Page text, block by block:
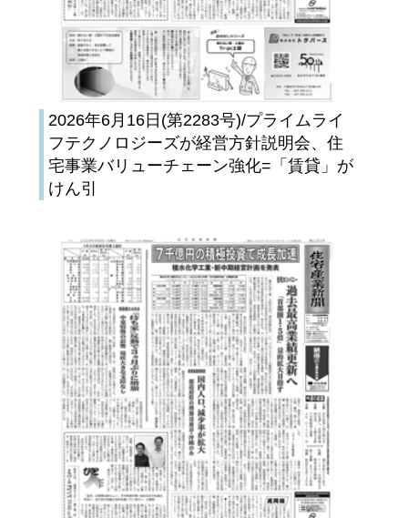
2026年6月16日(第2283号)/プライムライ
フテクノロジーズが経営方針説明会、住
宅事業バリューチェーン強化=「賃貸」が
けん引